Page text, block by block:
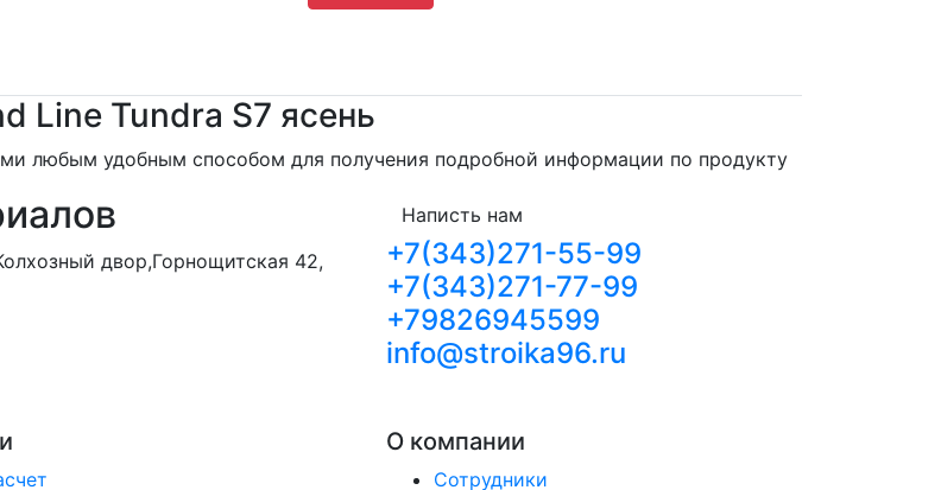
Line Tundra S7 ясень
любым удобным способом для получения подробной информации по продукту
двор,Горнощитская 42,
Написть нам
+7(343)271-55-99
+7(343)271-77-99
+79826945599
info@stroika96.ru
О компании
Сотрудники